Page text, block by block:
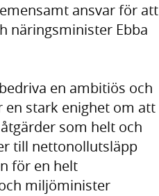
ansvar för att
näringsminister Ebba
en ambitiös och
stark enighet om att
som helt och
till nettonollutsläpp
för en helt
miljöminister